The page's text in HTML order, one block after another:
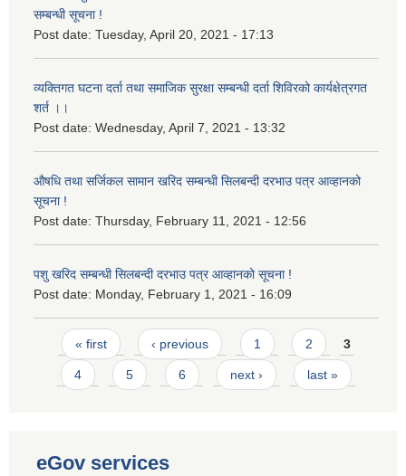
सम्बन्धी सूचना !
Post date: Tuesday, April 20, 2021 - 17:13
व्यक्तिगत घटना दर्ता तथा समाजिक सुरक्षा सम्बन्धी दर्ता शिविरको कार्यक्षेत्रगत
शर्त ।।
Post date: Wednesday, April 7, 2021 - 13:32
औषधि तथा सर्जिकल सामान खरिद सम्बन्धी सिलबन्दी दरभाउ पत्र आव्हानको
सूचना !
Post date: Thursday, February 11, 2021 - 12:56
पशु खरिद सम्बन्धी सिलबन्दी दरभाउ पत्र आव्हानको सूचना !
Post date: Monday, February 1, 2021 - 16:09
Pages
« first ‹ previous 1 2 3
4 5 6 next › last »
eGov services